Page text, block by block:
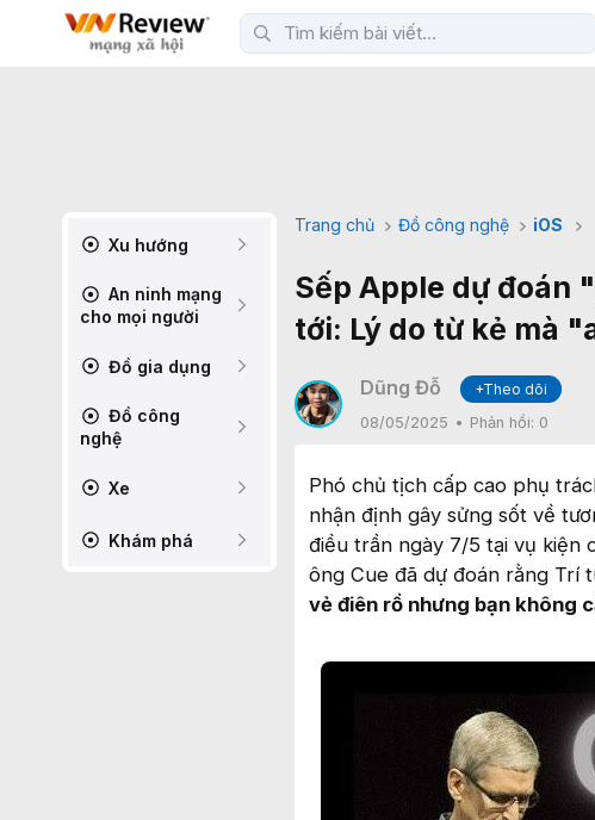
Xu hướng
An ninh mạng
cho mọi người
Đồ gia dụng
Đồ công
nghệ
Xe
Khám phá
Trang chủ Đồ công nghệ iOS
Sếp Apple dự đoán
tới: Lý do từ kẻ mà
Dũng Đỗ
+Theo dõi
08/05/2025
Phản hồi: 0
Phó chủ tịch cấp cao phụ
nhận định gây sửng sốt về
điều trần ngày 7/5 tại vụ kiện
ông Cue đã dự đoán rằng Trí
vẻ điên rồ nhưng bạn không